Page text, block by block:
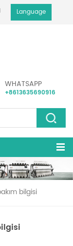
Language
WHATSAPP
+8613635690916
bilgisi